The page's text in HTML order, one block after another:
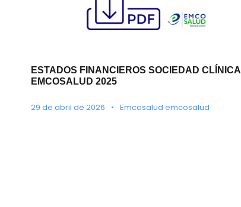
ESTADOS FINANCIEROS SOCIEDAD CLÍNICA
EMCOSALUD 2025
29 de abril de 2026 • Emcosalud emcosalud